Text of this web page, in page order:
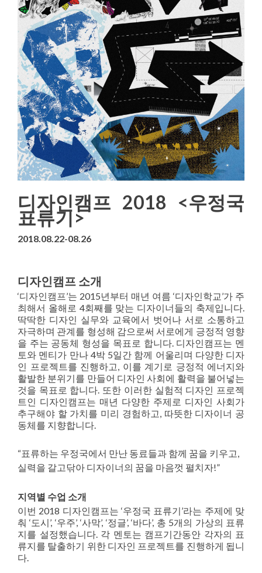
디자인캠프 2018 <우정국
표류기>
2018.08.22-08.26
디자인캠프 소개
‘디자인캠프’는 2015년부터 매년 여름 ‘디자인학교’가 주
최해서 올해로 4회째를 맞는 디자이너들의 축제입니다.
딱딱한 디자인 실무와 교육에서 벗어나 서로 소통하고
자극하며 관계를 형성해 감으로써 서로에게 긍정적 영향
을 주는 공동체 형성을 목표로 합니다. 디자인캠프는 멘
토와 멘티가 만나 4박 5일간 함께 어울리며 다양한 디자
인 프로젝트를 진행하고, 이를 계기로 긍정적 에너지와
활발한 분위기를 만들어 디자인 사회에 활력을 불어넣는
것을 목표로 합니다. 또한 이러한 실험적 디자인 프로젝
트인 디자인캠프는 매년 다양한 주제로 디자인 사회가
추구해야 할 가치를 미리 경험하고, 따뜻한 디자이너 공
동체를 지향합니다.
“표류하는 우정국에서 만난 동료들과 함께 꿈을 키우고,
실력을 갈고닦아 디자이너의 꿈을 마음껏 펼치자!”
지역별 수업 소개
이번 2018 디자인캠프는 ‘우정국 표류기’라는 주제에 맞
춰 ‘도시’, ‘우주’, ‘사막’, ‘정글’, ‘바다’, 총 5개의 가상의 표류
지를 설정했습니다. 각 멘토는 캠프기간동안 각자의 표
류지를 탈출하기 위한 디자인 프로젝트를 진행하게 됩니
다.